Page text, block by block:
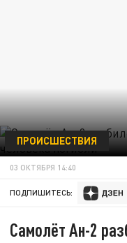
ПРОИСШЕСТВИЯ
03 ОКТЯБРЯ 14:40
ПОДПИШИТЕСЬ:
Самолёт Ан-2